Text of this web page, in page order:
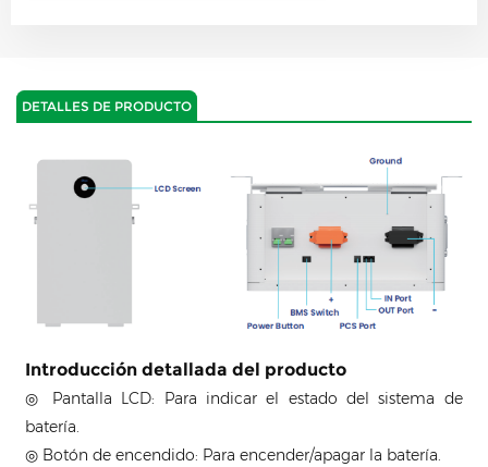
DETALLES DE PRODUCTO
Introducción detallada del producto
◎ Pantalla LCD: Para indicar el estado del sistema de
batería.
◎ Botón de encendido: Para encender/apagar la batería.